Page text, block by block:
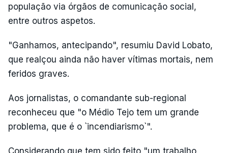
população via órgãos de comunicação social,
entre outros aspetos.
"Ganhamos, antecipando", resumiu David Lobato,
que realçou ainda não haver vítimas mortais, nem
feridos graves.
Aos jornalistas, o comandante sub-regional
reconheceu que "o Médio Tejo tem um grande
problema, que é o `incendiarismo`".
Considerando que tem sido feito "um trabalho